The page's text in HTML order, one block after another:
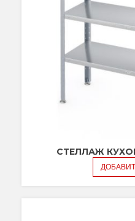
СТЕЛЛАЖ